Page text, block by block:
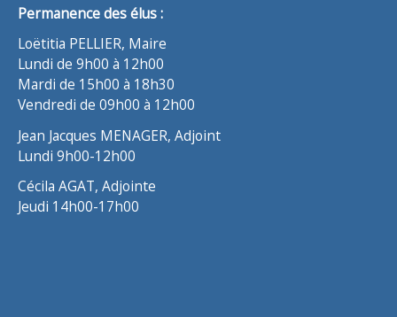
Permanence des élus :
Loëtitia PELLIER, Maire
Lundi de 9h00 à 12h00
Mardi de 15h00 à 18h30
Vendredi de 09h00 à 12h00
Jean Jacques MENAGER, Adjoint
Lundi 9h00-12h00
Cécila AGAT, Adjointe
Jeudi 14h00-17h00